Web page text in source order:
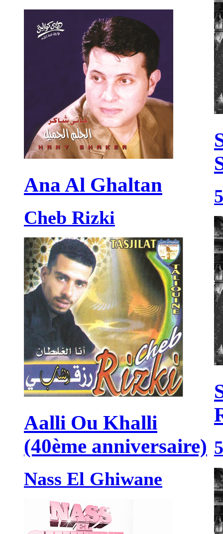
Ana Al Ghaltan
Cheb Rizki
Aalli Ou Khalli
(40ème anniversaire)
Nass El Ghiwane